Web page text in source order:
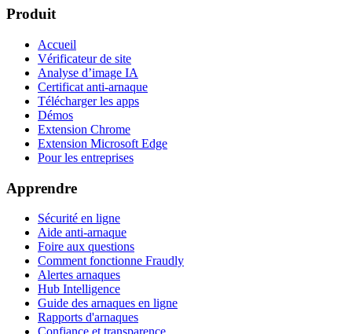
Produit
Accueil
Vérificateur de site
Analyse d’image IA
Certificat anti-arnaque
Télécharger les apps
Démos
Extension Chrome
Extension Microsoft Edge
Pour les entreprises
Apprendre
Sécurité en ligne
Aide anti-arnaque
Foire aux questions
Comment fonctionne Fraudly
Alertes arnaques
Hub Intelligence
Guide des arnaques en ligne
Rapports d'arnaques